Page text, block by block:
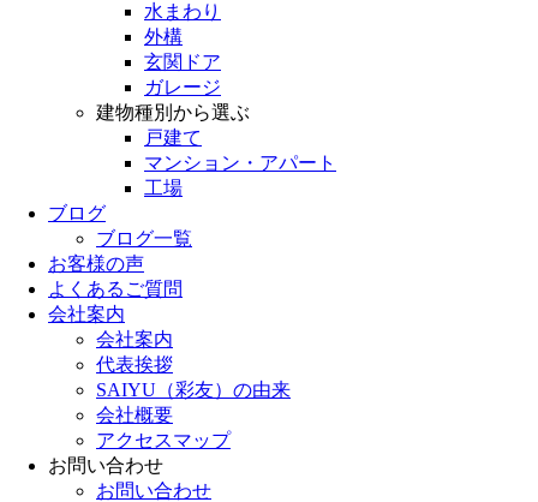
水まわり
外構
玄関ドア
ガレージ
建物種別から選ぶ
戸建て
マンション・アパート
工場
ブログ
ブログ一覧
お客様の声
よくあるご質問
会社案内
会社案内
代表挨拶
SAIYU（彩友）の由来
会社概要
アクセスマップ
お問い合わせ
お問い合わせ